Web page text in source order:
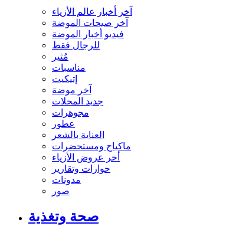
آخر أخبار عالم الأزياء
آخر صيحات الموضة
فيديو أخبار الموضة
للرجال فقط
مُثير
مناسبات
إتيكيت
آخر موضة
جديد المحلات
مجوهرات
عطور
العناية بالشعر
ماكياج ومستحضرات
أخر عروض الأزياء
حوارات وتقارير
مدونات
صور
صحة وتغذية